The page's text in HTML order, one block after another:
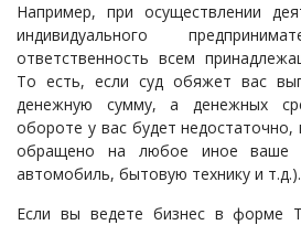
Например, при осуществлении
индивидуального
ответственность всем
То есть, если суд обяжет вас
денежную сумму, а денежных
обороте у вас будет
обращено на любое иное ваше
автомобиль, бытовую технику и т.д.).
Если вы ведете бизнес в форме